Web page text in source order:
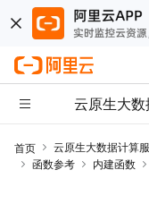
云原生大
首页 云原生大数据计算
函数参考
内建函数